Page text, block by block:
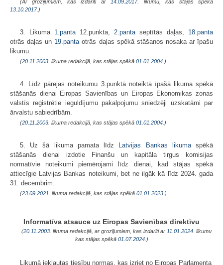
(Ar grozījumiem, kas izdarīti ar 14.09.2017. likumu, kas stājas spēkā
13.10.2017. )
3. Likuma 1.panta12.punkta, 2.pantaseptītās daļas, 18.panta
otrās daļas un 19.pantaotrās daļas spēkā stāšanos nosaka ar īpašu
likumu.
(20.11.2003 . likuma redakcijā, kas stājas spēkā 01.01.2004. )
4. Līdz pārejas noteikumu 3.punktā noteiktā īpašā likuma spēkā
stāšanās dienai Eiropas Savienības un Eiropas Ekonomikas zonas
valstīs reģistrētie ieguldījumu pakalpojumu sniedzēji uzskatāmi par
ārvalstu sabiedrībām.
(20.11.2003 . likuma redakcijā, kas stājas spēkā 01.01.2004. )
5. Uz šā likuma pamata līdz Latvijas Bankas likumaspēkā
stāšanās dienai izdotie Finanšu un kapitāla tirgus komisijas
normatīvie noteikumi piemērojami līdz dienai, kad stājas spēkā
attiecīgie Latvijas Bankas noteikumi, bet ne ilgāk kā līdz 2024. gada
31. decembrim.
(23.09.2021 . likuma redakcijā, kas stājas spēkā 01.01.2023. )
Informatīva atsauce uz Eiropas Savienības direktīvu
(20.11.2003 . likuma redakcijā, ar grozījumiem, kas izdarīti ar 11.01.2024 . likumu
kas stājas spēkā 01.07.2024. )
Likumā iekļautas tiesību normas, kas izriet no Eiropas Parlamenta